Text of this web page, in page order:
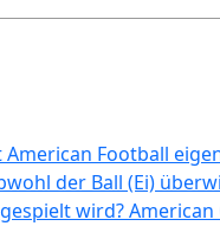
Football
der Ball (Ei)
wird? American